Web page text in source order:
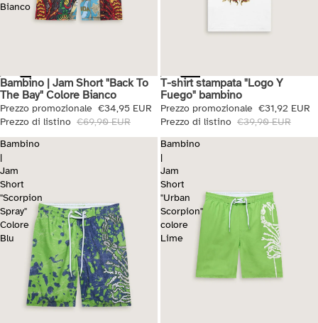
Bianco
Saldi
Bambino | Jam Short "Back To
The Bay" Colore Bianco
Prezzo promozionale €34,95 EUR
Prezzo di listino €69,90 EUR
Saldi
T-shirt stampata "Logo Y
Fuego" bambino
Prezzo promozionale €31,92 EUR
Prezzo di listino €39,90 EUR
Bambino
|
Jam
Short
"Scorpion
Spray"
Colore
Blu
Bambino
|
Jam
Short
"Urban
Scorpion"
colore
Lime